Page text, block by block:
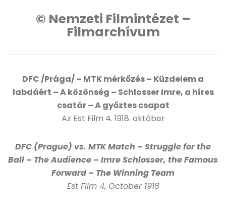
© Nemzeti Filmintézet –
Filmarchívum
DFC /Prága/ – MTK mérkőzés–Küzdelem a
labdáért –A közönség –Schlosser Imre, a híres
csatár–A győztes csapat
Az Est Film 4. 1918. október
DFC (Prague) vs. MTK Match – Struggle for the
Ball – The Audience – Imre Schlosser, the Famous
Forward – The Winning Team
Est Film 4, October 1918